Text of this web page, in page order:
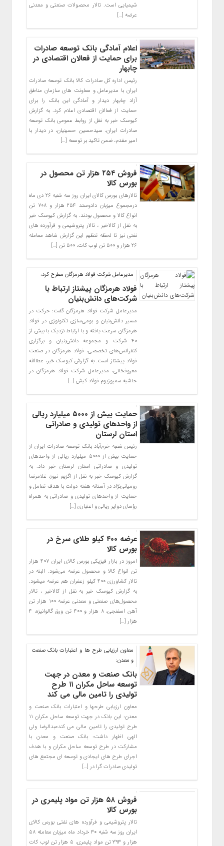
شیمیایی است. تالار محصولات صنعتی و معدنی
عرضه […]
اعلام آمادگی بانک توسعه صادرات
برای حمایت از فعالان اقتصادی در
چابهار
رئیس اداره کل صادرات کالا بانک توسعه صادرات
ایران با مدیرعامل و معاونت های سازمان مناطق
آزاد چابهار دیدار و آمادگی این بانک را برای
حمایت از فعالان اقتصادی اعلام کرد. به گزارش
کیوسک خبر به نقل از روابط عمومی بانک توسعه
صادرات ایران، سیدحسین حسینیان، در دیدار با
امیر مقدم، ضمن تاکید بر توسعه […]
فروش ۲۵۴ هزار تن محصول در
بورس کالا
تالارهای بورس کالای ایران روز سه شنبه ۲۶ دی ماه
درمجموع میزبان دادوستد ۲۵۴ هزار و ۷۰۸ تن
انواع کالا و محصول بودند. به گزارش کیوسک خبر
به نقل از کالاخبر ، تالار پتروشیمی و فرآورده های
نفتی نیز تا لحظه تنظیم این گزارش شاهد معامله
۲۶ هزار و ۵۰۰ تن لوب کات، ۵۰۰ تن […]
مدیرعامل شرکت فولاد هرمزگان مطرح کرد:
فولاد هرمزگان پیشتاز ارتباط با
شرکت‌های دانش‌بنیان
مدیرعامل شرکت فولاد هرمزگان گفت: حرکت در
مسیر دانش‌بنیان و بومی‌سازی تکنولوژی در فولاد
هرمزگان سرعت یافته و با ارتباط نزدیک با بیش از
۴۰ شرکت و مجموعه دانش‌بنیان و برگزاری
کنفرانس‌های تخصصی، فولاد هرمزگان در صنعت
فولاد پیشتاز است. به گزارش کیوسک خبر،‌ عطاالله
معروفخانی، مدیرعامل شرکت فولاد هرمزگان در
حاشیه سمپوزیوم فولاد کیش […]
حمایت بیش از ۵۰۰۰ میلیارد ریالی
از واحدهای تولیدی و صادراتی
استان لرستان
رئیس شعبه خرم‌آباد بانک توسعه صادرات ایران از
حمایت بیش از ۵۰۰۰ میلیارد ریالی از واحدهای
تولیدی و صادراتی استان لرستان خبر داد. به
گزارش کیوسک خبر به نقل از اگزیم نیوز، غلامرضا
رومیانی‌نژاد در آستانه هفته دولت با هدف تعامل و
حمایت از واحدهای تولیدی و صادراتی به همراه
رؤسای دوایر ریالی و اعتباری […]
عرضه ۴۰۰ کیلو طلای سرخ در
بورس کالا
امروز در بازار فیزیکی بورس کالای ایران ۴۰۷ هزار
تن انواع کالا و محصول عرضه می‌شود. البته در
تالار کشاورزی ۴۰۰ کیلو زعفران هم عرضه میشود.
به گزارش کیوسک خبر به نقل از کالاخبر ، تالار
محصول‌های صنعتی و معدنی عرضه ۱۰۰ هزار تن
آهن اسفنجی، ۸ هزار و ۴۰۰ تن ورق گالوانیزه، ۴
هزار […]
معاون ارزیابی طرح ها و اعتبارات بانک صنعت
و معدن:
بانک صنعت و معدن در جهت
توسعه ساحل مکران ۱۱ طرح
تولیدی را تامین مالی می کند
معاون ارزیابی طرحها و اعتبارات بانک صنعت و
معدن: این بانک در جهت توسعه ساحل مکران ۱۱
طرح تولیدی را تامین مالی می کندعبدالرضا ولی
الهی اظهار داشت: بانک صنعت و معدن با
مشارکت در طرح توسعه ساحل مکران و با هدف
اجرای طرح های ایجادی و توسعه ای مجتمع های
تولیدی صادرات گرا در […]
فروش ۵۸ هزار تن مواد پلیمری در
بورس کالا
تالار پتروشیمی و فرآورده های نفتی بورس کالای
ایران روز سه شنبه ۳۰ خرداد ماه میزبان معامله ۵۸
هزار و ۳۹۳ تن مواد پلیمری، ۵ هزار تن لوب کات